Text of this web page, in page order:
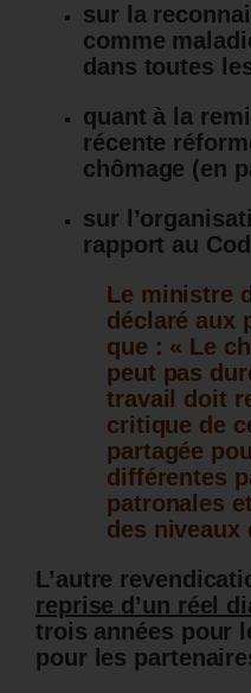
sur la
comme
dans toutes
quant à la
récente
chômage (en
sur
rapport au
Le ministre
déclaré aux
que : « Le
peut pas
travail doit
critique de
partagée
différentes
patronales
des niveaux
L’autre
reprise d’un réel
trois années pour
pour les